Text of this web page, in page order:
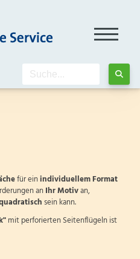
für einindividuellem Format
anIhr Motivan,
sein kann.
mit perforierten Seitenflügeln ist